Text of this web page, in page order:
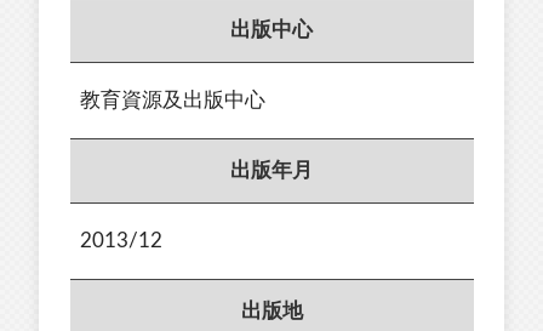
出版中心
教育資源及出版中心
出版年月
2013/12
出版地